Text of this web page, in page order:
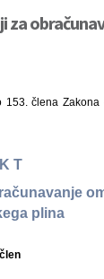
člena
T
plina